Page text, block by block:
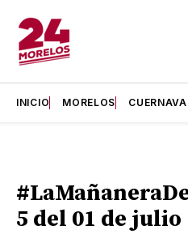
INICIO MORELOS
5 del 01 de julio